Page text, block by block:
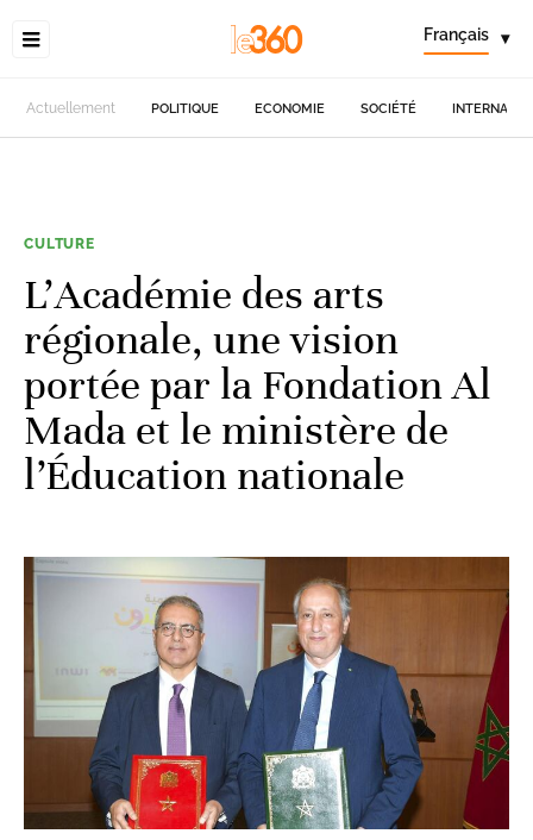
Français ▾
Actuellement POLITIQUE ECONOMIE SOCIÉTÉ
CULTURE
L’Académie des arts
régionale, une vision
portée par la Fondation Al
Mada et le ministère de
l’Éducation nationale